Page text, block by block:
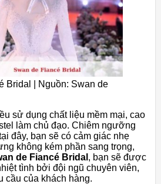
Bridal | Nguồn: Swan de
sử dụng chất liệu mềm mại, cao
làm chủ đạo. Chiêm ngưỡng
đây, bạn sẽ có cảm giác nhẹ
không kém phần sang trọng,
de Fiancé Bridal , bạn sẽ được
tình bởi đội ngũ chuyên viên,
cầu của khách hàng.